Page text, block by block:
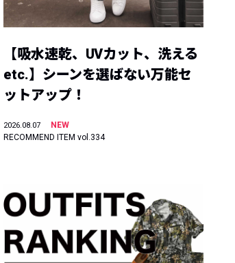
【吸水速乾、UVカット、洗える
etc.】シーンを選ばない万能セ
ットアップ！
2026.08.07
NEW
RECOMMEND ITEM vol.334